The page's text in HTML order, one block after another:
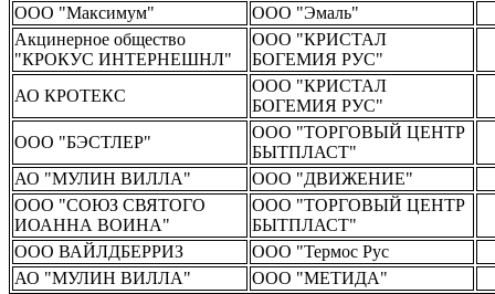
ООО "Максимум"
ООО "Эмаль"
Акцинерное общество
"КРОКУС ИНТЕРНЕШНЛ"
ООО "КРИСТАЛ
БОГЕМИЯ РУС"
АО КРОТЕКС
ООО "КРИСТАЛ
БОГЕМИЯ РУС"
ООО "БЭСТЛЕР"
ООО "ТОРГОВЫЙ ЦЕНТР
БЫТПЛАСТ"
АО "МУЛИН ВИЛЛА"
ООО "ДВИЖЕНИЕ"
ООО "СОЮЗ СВЯТОГО
ИОАННА ВОИНА"
ООО "ТОРГОВЫЙ ЦЕНТР
БЫТПЛАСТ"
ООО ВАЙЛДБЕРРИЗ
ООО "Термос Рус
АО "МУЛИН ВИЛЛА"
ООО "МЕТИДА"